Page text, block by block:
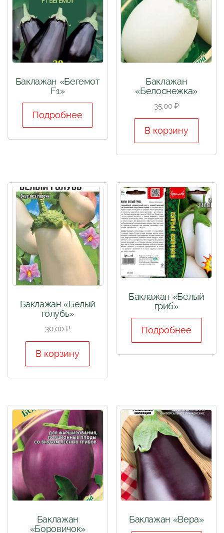
Баклажан «Бегемот
F1»
Подробнее
Баклажан
«Белоснежка»
35,00 ₽
В корзину
Баклажан «Белый
голубь»
30,00 ₽
В корзину
Баклажан «Белый
гриб»
Подробнее
Баклажан
«Боровичок»
Баклажан «Вера»